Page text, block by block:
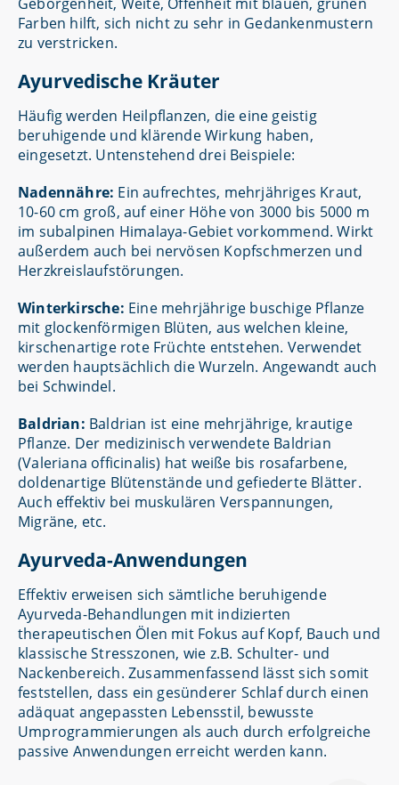
Farben hilft, sich nicht zu sehr in Gedankenmustern
zu verstricken.
Ayurvedische Kräuter
Häufig werden Heilpflanzen, die eine geistig
beruhigende und klärende Wirkung haben,
eingesetzt. Untenstehend drei Beispiele:
Nadennähre: Ein aufrechtes, mehrjähriges Kraut,
10-60 cm groß, auf einer Höhe von 3000 bis 5000 m
im subalpinen Himalaya-Gebiet vorkommend. Wirkt
außerdem auch bei nervösen Kopfschmerzen und
Herzkreislaufstörungen.
Winterkirsche: Eine mehrjährige buschige Pflanze
mit glockenförmigen Blüten, aus welchen kleine,
kirschenartige rote Früchte entstehen. Verwendet
werden hauptsächlich die Wurzeln. Angewandt auch
bei Schwindel.
Baldrian: Baldrian ist eine mehrjährige, krautige
Pflanze. Der medizinisch verwendete Baldrian
(Valeriana officinalis) hat weiße bis rosafarbene,
doldenartige Blütenstände und gefiederte Blätter.
Auch effektiv bei muskulären Verspannungen,
Migräne, etc.
Ayurveda-Anwendungen
Effektiv erweisen sich sämtliche beruhigende
Ayurveda-Behandlungen mit indizierten
therapeutischen Ölen mit Fokus auf Kopf, Bauch und
klassische Stresszonen, wie z.B. Schulter- und
Nackenbereich. Zusammenfassend lässt sich somit
feststellen, dass ein gesünderer Schlaf durch einen
adäquat angepassten Lebensstil, bewusste
Umprogrammierungen als auch durch erfolgreiche
passive Anwendungen erreicht werden kann.